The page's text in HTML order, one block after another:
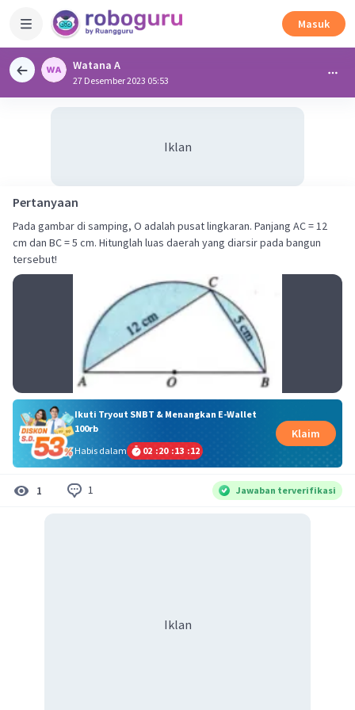
Masuk
Watana A
27 Desember 2023 05:53
Iklan
Pertanyaan
Pada gambar di samping, O adalah pusat lingkaran. Panjang AC = 12
cm dan BC = 5 cm. Hitunglah luas daerah yang diarsir pada bangun
tersebut!
Ikuti Tryout SNBT & Menangkan E-Wallet
100rb
Habis dalam
02 :20 :13 :12
Klaim
1 1 Jawaban terverifikasi
Iklan